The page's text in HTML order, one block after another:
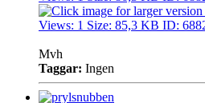
Mvh
Taggar: Ingen